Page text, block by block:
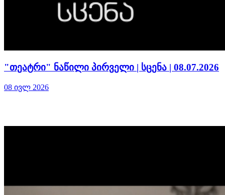
"თეატრი" ნაწილი პირველი | სცენა | 08.07.2026
08 ივლ 2026